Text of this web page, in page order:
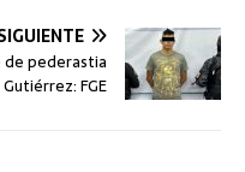
de pederastia
FGE